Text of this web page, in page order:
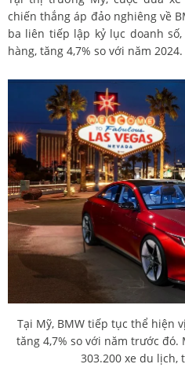
chiến thắng áp đảo nghiêng về
ba liên tiếp lập kỷ lục doanh
hàng, tăng 4,7% so với năm 2024.
Tại Mỹ, BMW tiếp tục thể hiện
tăng 4,7% so với năm trước đó.
303.200 xe du lịch,